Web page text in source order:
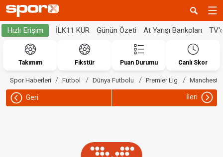
Hızlı Erişim İLK11 KUR Günün Özeti At Yarışı Bankoları
Takımım Fikstür Puan Durumu Canlı Skor
Spor Haberleri Futbol Dünya Futbolu Premier Lig
Geri İleri